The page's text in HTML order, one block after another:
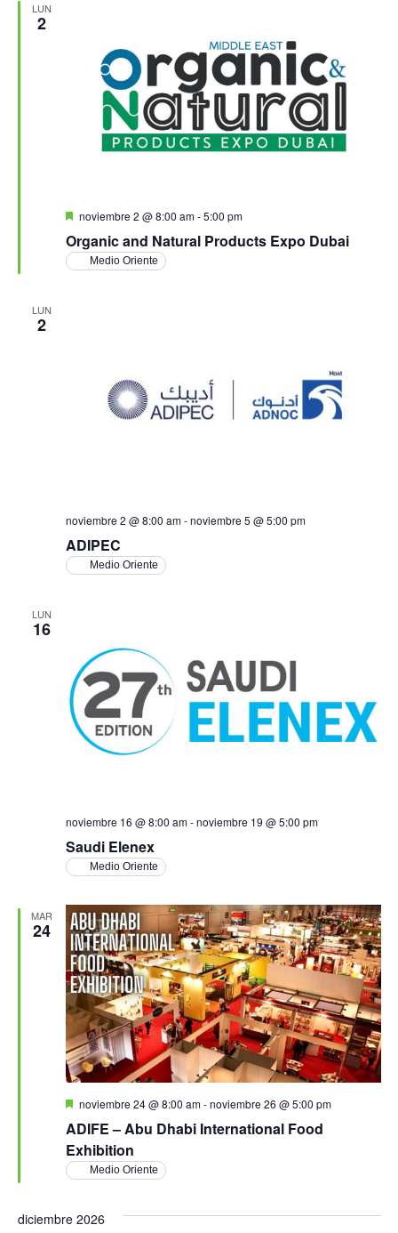
LUN
2
Organic and Natural Products Expo Dubai
Destacado
noviembre 2 @ 8:00 am-5:00 pm
Medio Oriente
LUN
2
ADIPEC
noviembre 2 @ 8:00 am-noviembre 5 @ 5:00 pm
Medio Oriente
LUN
16
Saudi Elenex
noviembre 16 @ 8:00 am-noviembre 19 @ 5:00 pm
Medio Oriente
MAR
24
ADIFE – Abu Dhabi International Food
Exhibition
Destacado
noviembre 24 @ 8:00 am-noviembre 26 @ 5:00 pm
Medio Oriente
diciembre 2026